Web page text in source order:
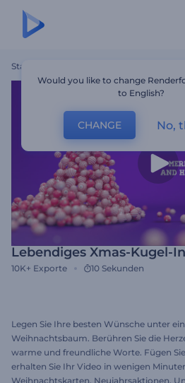
Startseite
Lebendiges Xmas-Kugel-
10K+ Exporte 10 Sekunden
Legen Sie Ihre besten Wünsche unter
Weihnachtsbaum. Berühren Sie die
warme und freundliche Worte. Fügen
erhalten Sie Ihr Video in wenigen
Weihnachtskarten, Neujahrsaktionen,
Would you like to change
to English?
CHANGE No,